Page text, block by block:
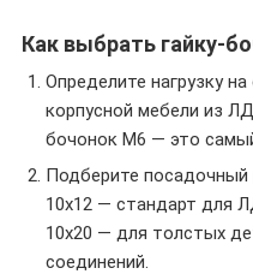
Как выбрать гайку-
Определите нагрузку
корпусной мебели из
бочонок М6 — это
Подберите посадочный
10х12 — стандарт для
10х20 — для толстых
соединений.